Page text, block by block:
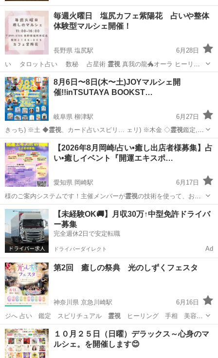
毎週火曜日 塩尻カフェ紫陽花 占いや整体
体験型マルシェ開催！
長野県 塩尻駅
6月28日
い タロット占い 数秘 占星術 霊視真我の龍🐲オーラ ヒーリン
グ 整体…
長野 塩尻市 塩尻駅 ワークショップ
8月6日〜8日(木〜土)JOYマルシェ開
催!!inTSUTAYA BOOKST…
岐阜県 柳津駅
6月27日
きっち) ※土 ◆霊視、カード占いスピリ… ェリ) ※木金 ◇霊視鑑定,波
動調整(ソ…
岐阜 岐阜市 柳津駅 ワークショップ マルシェ
【2026年8月岡崎/占い•癒し出店者様募集】占
い•癒しイベント『開運エキスポ…
愛知県 岡崎駅
6月17日
様のご案内システムです！主催メンバーが霊視の技術を使って、お客
様と相性のいい占い…
愛知 岡崎市 岡崎駅 ワークショップ ブース
【未経験OK🚚】月収30万↑中型免許ドライバ
ー募集
完全週休2日で安定転職
ドライバーダイレクト Ad
第2回 癒しの祭典 光のしずくフェスタ
神奈川県 京急川崎駅
6月16日
ジへ 占い 鑑定 スピリチュアル 霊視ヒーリング 手相 美容
系 足裏フット…
神奈川 川崎市 京急川崎駅 地域/お祭り フェスタ
１０月２５日（日曜）デラックス～心身のマ
ルシェ。を開催します😊